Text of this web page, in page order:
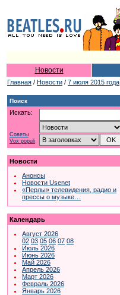
Новости
Главная / Новости / 7 июля 2015 года
Поиск
Искать:
Советы
Vox populi
Новости
Анонсы
Новости Usenet
«Перлы» телевидения, радио и
прессы о музыке…
Календарь
Август 2026
02 03 05 06 07 08
Июль 2026
Июнь 2026
Май 2026
Апрель 2026
Март 2026
Февраль 2026
Январь 2026